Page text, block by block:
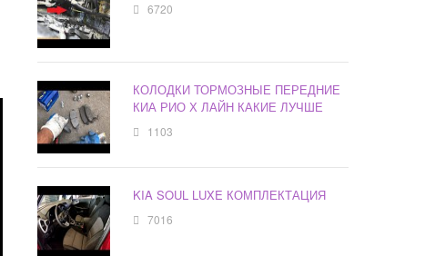
6720
КОЛОДКИ ТОРМОЗНЫЕ ПЕРЕДНИЕ
КИА РИО Х ЛАЙН КАКИЕ ЛУЧШЕ
1103
KIA SOUL LUXE КОМПЛЕКТАЦИЯ
7016